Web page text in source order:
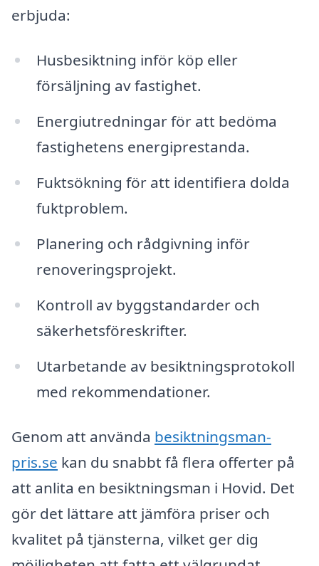
erbjuda:
Husbesiktning inför köp eller
försäljning av fastighet.
Energiutredningar för att bedöma
fastighetens energiprestanda.
Fuktsökning för att identifiera dolda
fuktproblem.
Planering och rådgivning inför
renoveringsprojekt.
Kontroll av byggstandarder och
säkerhetsföreskrifter.
Utarbetande av besiktningsprotokoll
med rekommendationer.
Genom att använda besiktningsman-
pris.se kan du snabbt få flera offerter på
att anlita en besiktningsman i Hovid. Det
gör det lättare att jämföra priser och
kvalitet på tjänsterna, vilket ger dig